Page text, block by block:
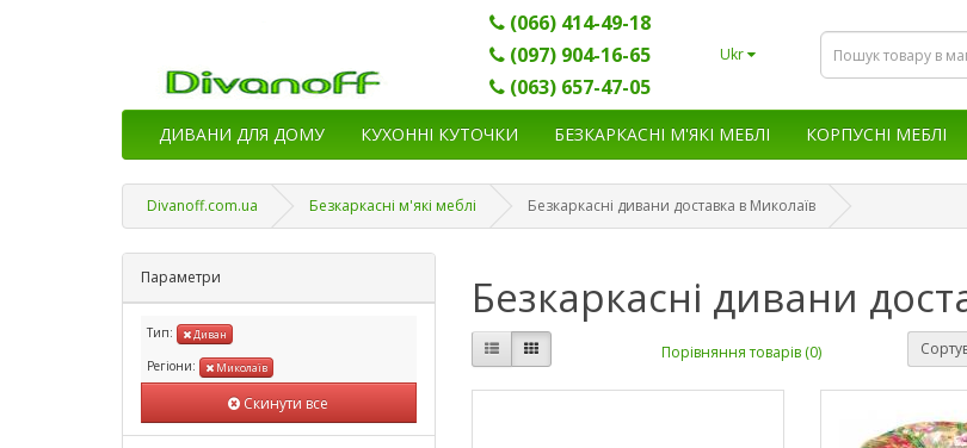
(066) 414-49-18
(097) 904-16-65
(063) 657-47-05
Ukr
ДИВАНИ ДЛЯ ДОМУ КУХОННІ КУТОЧКИ БЕЗКАРКАСНІ М'ЯКІ МЕБЛІ КОРПУСНІ МЕБЛІ
Divanoff.com.ua Безкаркасні м'які меблі Безкаркасні дивани доставка в Миколаїв
Параметри
Тип: Диван
Регіони: Миколаїв
Скинути все
Безкаркасні дивани
Порівняння товарів (0)